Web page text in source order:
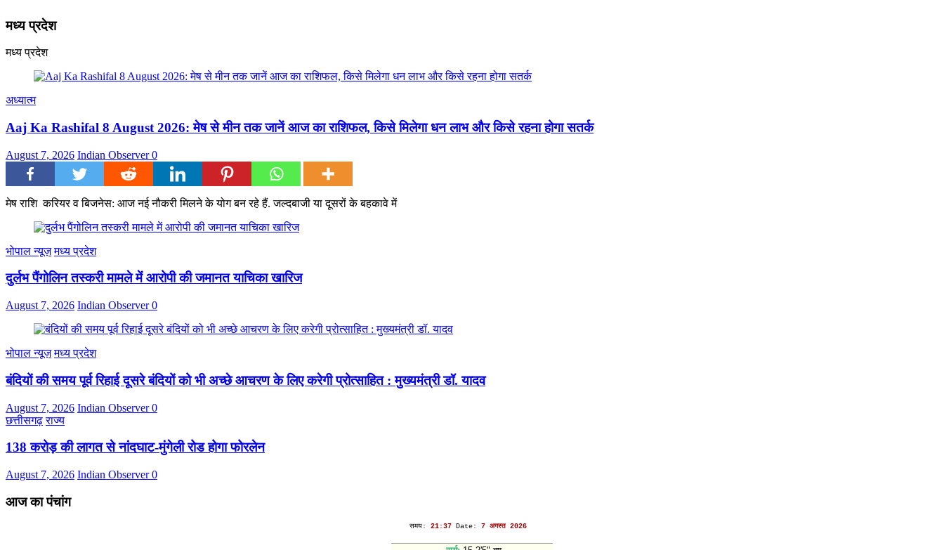
मध्य प्रदेश
मध्य प्रदेश
अध्यात्म
Aaj Ka Rashifal 8 August 2026: मेष से मीन तक जानें आज का राशिफल, किसे मिलेगा धन लाभ और किसे रहना होगा सतर्क
August 7, 2026 Indian Observer0
मेष राशि करियर व बिजनेस: आज नई नौकरी मिलने के योग बन रहे हैं. जल्दबाजी या दूसरों के बहकावे में
भोपाल न्यूज़ मध्य प्रदेश
दुर्लभ पैंगोलिन तस्करी मामले में आरोपी की जमानत याचिका खारिज
August 7, 2026 Indian Observer0
भोपाल न्यूज़ मध्य प्रदेश
बंदियों की समय पूर्व रिहाई दूसरे बंदियों को भी अच्छे आचरण के लिए करेगी प्रोत्साहित : मुख्यमंत्री डॉ. यादव
August 7, 2026 Indian Observer0
छत्तीसगढ़ राज्य
138 करोड़ की लागत से नांदघाट-मुंगेली रोड होगा फोरलेन
August 7, 2026 Indian Observer0
आज का पंचांग